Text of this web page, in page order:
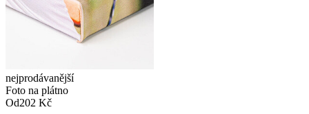
nejprodávanější
Foto na plátno
Od202 Kč